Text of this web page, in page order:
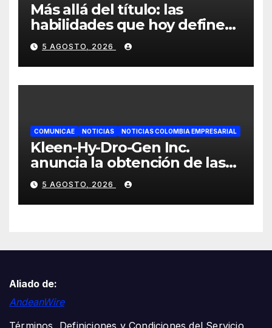
Más allá del título: las
habilidades que hoy definen
el éxito profesional en
Colombia
5 AGOSTO, 2026
COMUNICAE NOTICIAS NOTICIAS COLOMBIA EMPRESARIAL
Kleen-Hy-Dro-Gen Inc.
anuncia la obtención de las
certificaciones ISO 9001:2015
y TSSA
5 AGOSTO, 2026
Aliado de:
AndeanWire
Términos, Definiciones y Condiciones del Servicio